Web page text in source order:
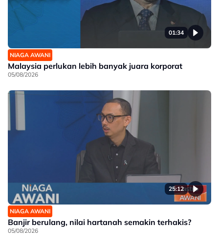
01:34
NIAGA AWANI
Malaysia perlukan lebih banyak juara korporat
05/08/2026
25:12
NIAGA AWANI
Banjir berulang, nilai hartanah semakin terhakis?
05/08/2026